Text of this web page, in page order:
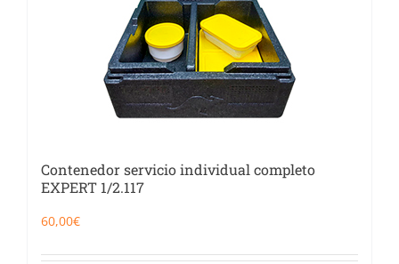
Contenedor servicio individual completo
EXPERT 1/2.117
60,00€